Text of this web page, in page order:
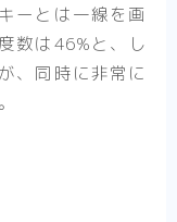
ーとは一線を画
数は46%と、し
、同時に非常に